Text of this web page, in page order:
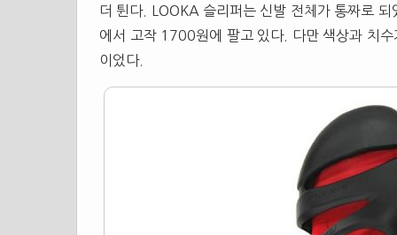
더 튄다. LOOKA 슬리퍼 는 신발 전체가 통짜로
에서 고작 1700원에 팔고 있다. 다만 색상과 치
이었다.